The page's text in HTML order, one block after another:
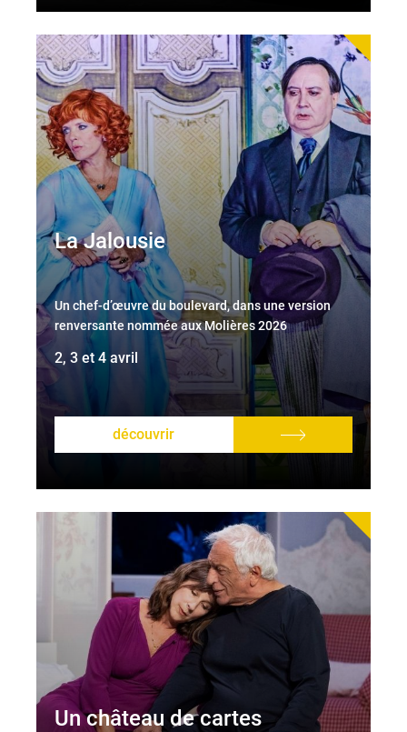
La Jalousie
Un chef-d’œuvre du boulevard, dans une version
renversante nommée aux Molières 2026
2, 3 et 4 avril
découvrir
Un château de cartes